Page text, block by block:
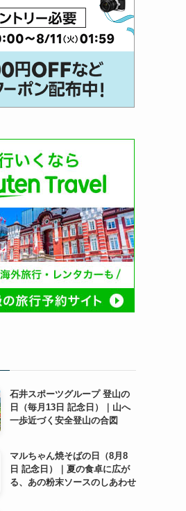
石井スポーツグループ 登山の
日（毎月13日 記念日）｜山へ
一歩近づく安全登山の合図
マルちゃん焼そばの日（8月8
日 記念日）｜夏の食卓に広が
る、あの粉末ソースのしあわせ